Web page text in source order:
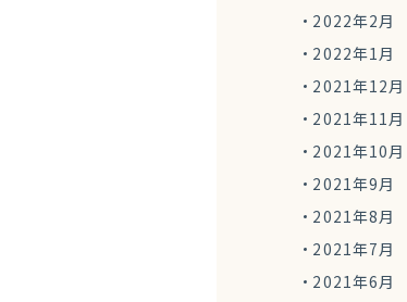
2022年2月
2022年1月
2021年12月
2021年11月
2021年10月
2021年9月
2021年8月
2021年7月
2021年6月